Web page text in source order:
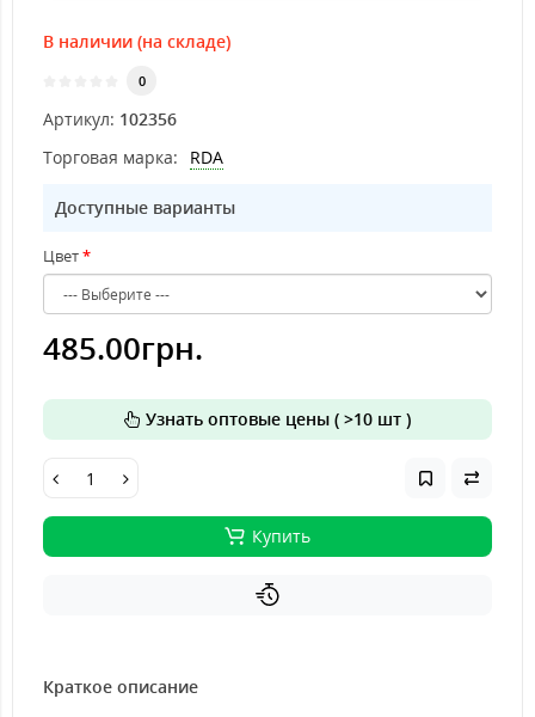
В наличии (на складе)
0
Артикул: 102356
Торговая марка:
RDA
Доступные варианты
Цвет
485.00грн.
Узнать оптовые цены ( >10 шт )
Купить
Краткое описание